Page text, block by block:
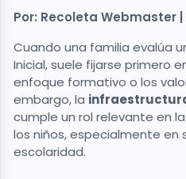
Por: Recoleta Webmaster |
Cuando una familia evalúa
Inicial, suele fijarse primero
enfoque formativo o los
embargo, la
cumple un rol relevante en
los niños, especialmente en
escolaridad.